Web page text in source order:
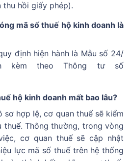
thu hồi giấy phép).
mã số thuế hộ kinh doanh là
định hiện hành là Mẫu số 24/
kèm theo Thông tư số
hộ kinh doanh mất bao lâu?
sơ hợp lệ, cơ quan thuế sẽ kiểm
thuế. Thông thường, trong vòng
cơ quan thuế sẽ cập nhật
lực mã số thuế trên hệ thống